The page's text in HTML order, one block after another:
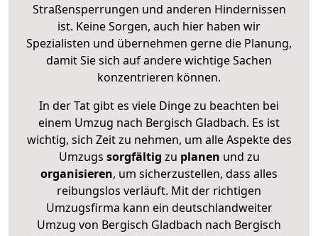
Straßensperrungen und anderen Hindernissen
ist. Keine Sorgen, auch hier haben wir
Spezialisten und übernehmen gerne die Planung,
damit Sie sich auf andere wichtige Sachen
konzentrieren können.
In der Tat gibt es viele Dinge zu beachten bei
einem Umzug nach Bergisch Gladbach. Es ist
wichtig, sich Zeit zu nehmen, um alle Aspekte des
Umzugs sorgfältig zu planen und zu
organisieren, um sicherzustellen, dass alles
reibungslos verläuft. Mit der richtigen
Umzugsfirma kann ein deutschlandweiter
Umzug von Bergisch Gladbach nach Bergisch